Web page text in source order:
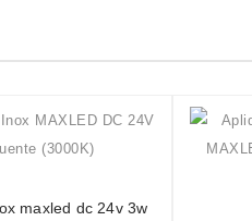
maxled dc 24v 3w